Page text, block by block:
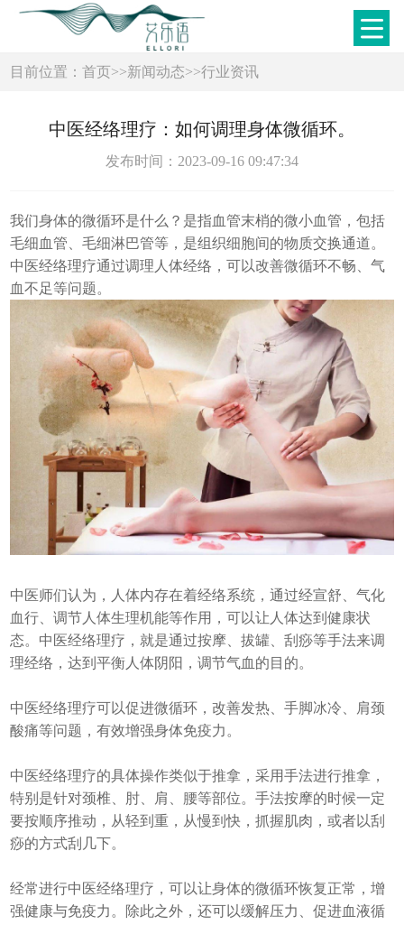
目前位置：首页>>新闻动态>>行业资讯
中医经络理疗：如何调理身体微循环。
发布时间：2023-09-16 09:47:34
我们身体的微循环是什么？是指血管末梢的微小血管，包括
毛细血管、毛细淋巴管等，是组织细胞间的物质交换通道。
中医经络理疗通过调理人体经络，可以改善微循环不畅、气
血不足等问题。
中医师们认为，人体内存在着经络系统，通过经宣舒、气化
血行、调节人体生理机能等作用，可以让人体达到健康状
态。中医经络理疗，就是通过按摩、拔罐、刮痧等手法来调
理经络，达到平衡人体阴阳，调节气血的目的。
中医经络理疗可以促进微循环，改善发热、手脚冰冷、肩颈
酸痛等问题，有效增强身体免疫力。
中医经络理疗的具体操作类似于推拿，采用手法进行推拿，
特别是针对颈椎、肘、肩、腰等部位。手法按摩的时候一定
要按顺序推动，从轻到重，从慢到快，抓握肌肉，或者以刮
痧的方式刮几下。
经常进行中医经络理疗，可以让身体的微循环恢复正常，增
强健康与免疫力。除此之外，还可以缓解压力、促进血液循